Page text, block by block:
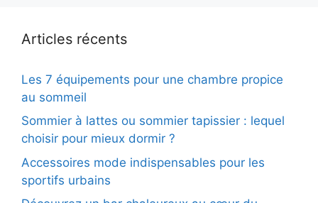
Articles récents
Les 7 équipements pour une chambre propice
au sommeil
Sommier à lattes ou sommier tapissier : lequel
choisir pour mieux dormir ?
Accessoires mode indispensables pour les
sportifs urbains